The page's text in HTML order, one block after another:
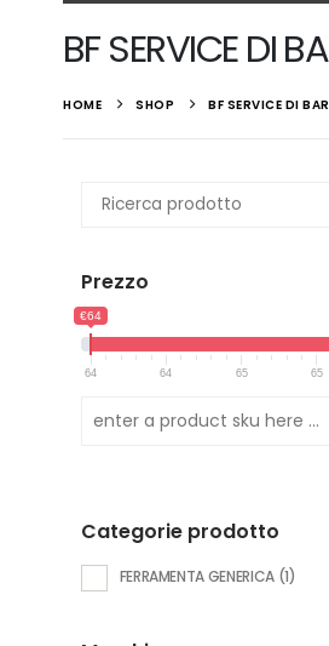
BF SERVICE DI
HOME SHOP BF SERVICE DI
Prezzo
€64
64 64 65 65
Categorie prodotto
FERRAMENTA GENERICA (1)